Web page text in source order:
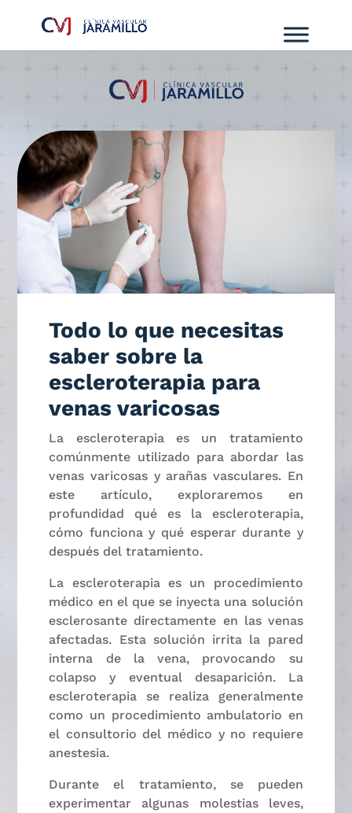
Todo lo que necesitas
saber sobre la
escleroterapia para
venas varicosas
La escleroterapia es un tratamiento
comúnmente utilizado para abordar las
venas varicosas y arañas vasculares. En
este artículo, exploraremos en
profundidad qué es la escleroterapia,
cómo funciona y qué esperar durante y
después del tratamiento.
La escleroterapia es un procedimiento
médico en el que se inyecta una solución
esclerosante directamente en las venas
afectadas. Esta solución irrita la pared
interna de la vena, provocando su
colapso y eventual desaparición. La
escleroterapia se realiza generalmente
como un procedimiento ambulatorio en
el consultorio del médico y no requiere
anestesia.
Durante el tratamiento, se pueden
experimentar algunas molestias leves,